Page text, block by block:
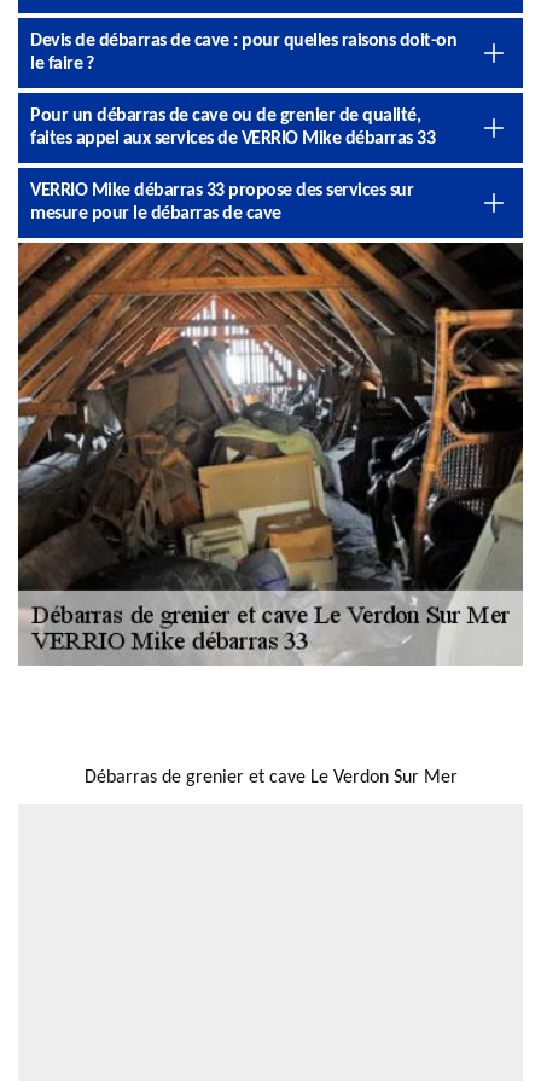
Devis de débarras de cave : pour quelles raisons doit-on
le faire ?
Pour un débarras de cave ou de grenier de qualité,
faites appel aux services de VERRIO Mike débarras 33
VERRIO Mike débarras 33 propose des services sur
mesure pour le débarras de cave
Débarras de grenier et cave Le Verdon Sur Mer